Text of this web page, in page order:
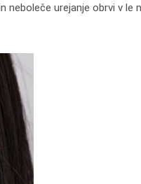
urejanje obrvi v le